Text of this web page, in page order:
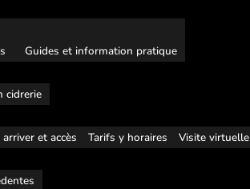
Guides et information pratique
cidrerie
et accès Tarifs y horaires Visite virtuelle